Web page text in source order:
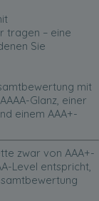
tragen – eine
Sie
mit
Glanz, einer
einem AAA+-
zwar von AAA+-
Level entspricht,